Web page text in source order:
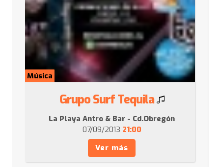
Música
Grupo Surf Tequila
La Playa Antro & Bar - Cd.Obregón
07/09/2013 21:00
Ver más